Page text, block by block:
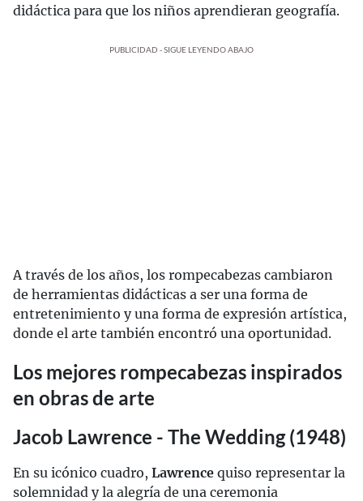
didáctica para que los niños aprendieran geografía.
PUBLICIDAD - SIGUE LEYENDO ABAJO
A través de los años, los rompecabezas cambiaron
de herramientas didácticas a ser una forma de
entretenimiento y una forma de expresión artística,
donde el arte también encontró una oportunidad.
Los mejores rompecabezas inspirados
en obras de arte
Jacob Lawrence - The Wedding (1948)
En su icónico cuadro, Lawrence quiso representar la
solemnidad y la alegría de una ceremonia